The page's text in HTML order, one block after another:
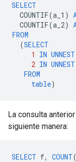
SELECT
COUNTIF(a_1 )
COUNTIF(a_2)
FROM
(SELECT
1
IN UNNEST
2 IN UNNEST
FROM
table)
La consulta
siguiente manera:
SELECT f, COUNT(